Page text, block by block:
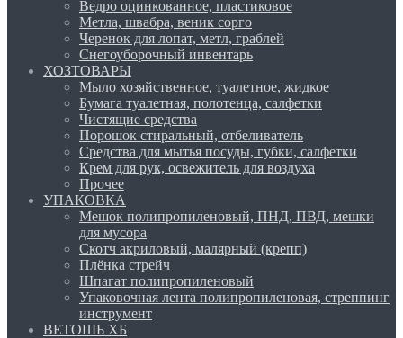
Ведро оцинкованное, пластиковое
Метла, швабра, веник сорго
Черенок для лопат, метл, граблей
Снегоуборочный инвентарь
ХОЗТОВАРЫ
Мыло хозяйственное, туалетное, жидкое
Бумага туалетная, полотенца, салфетки
Чистящие средства
Порошок стиральный, отбеливатель
Средства для мытья посуды, губки, салфетки
Крем для рук, освежитель для воздуха
Прочее
УПАКОВКА
Мешок полипропиленовый, ПНД, ПВД, мешки
для мусора
Скотч акриловый, малярный (крепп)
Плёнка стрейч
Шпагат полипропиленовый
Упаковочная лента полипропиленовая, стреппинг
инструмент
ВЕТОШЬ ХБ